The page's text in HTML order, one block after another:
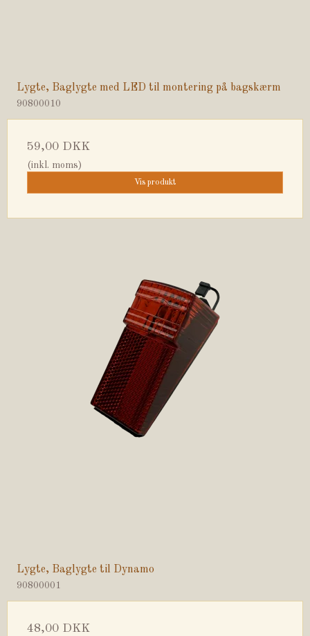
Lygte, Baglygte med LED til montering på bagskærm
90800010
59,00 DKK
(inkl. moms)
Vis produkt
Lygte, Baglygte til Dynamo
90800001
48,00 DKK